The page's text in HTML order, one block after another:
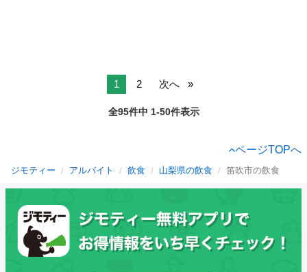
1 2 次へ
全95件中 1-50件表示
ページTOPへ
ジモティー アルバイト 飲食 山梨県の飲食 笛吹市の飲食